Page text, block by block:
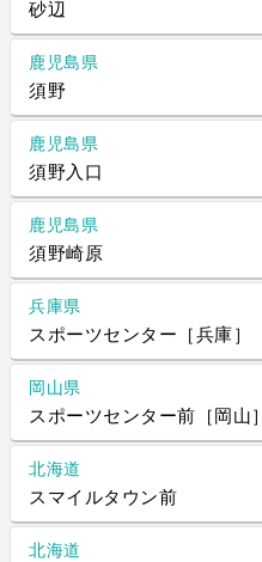
砂辺
鹿児島県
須野
鹿児島県
須野入口
鹿児島県
須野崎原
兵庫県
スポーツセンター［兵庫］
岡山県
スポーツセンター前［岡山］
北海道
スマイルタウン前
北海道